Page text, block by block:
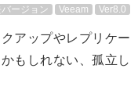
バージョン Veeam Ver8.0
アップやレプリケー
もしれない、孤立し